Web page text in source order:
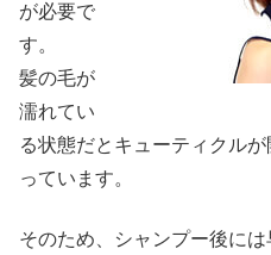
が必要で
す。
髪の毛が
濡れてい
る状態だとキューティクル
っています。
そのため、シャンプー後に